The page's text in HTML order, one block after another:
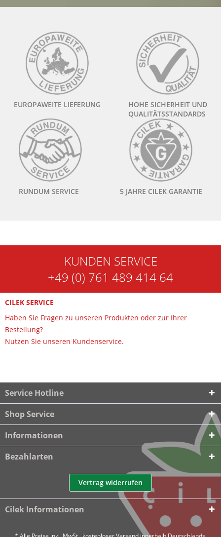
EUROPAWEITE LIEFERUNG
HOHE SICHERHEIT UND
QUALITÄTSSTANDARDS
RUNDUM SERVICE 5 JAHRE CILEK GARANTIE
KUNDEN SERVICE
+49 (0) 761 489 414 64
CILEK SERVICE
Haben Sie Fragen zu unseren Produkten oder zur Ihrer
Bestellung?
Nutzen Sie unseren Kundenservice.
Service Hotline
Shop Service
Informationen
Bezahlarten
Vertrag widerrufen
Cilek Informationen